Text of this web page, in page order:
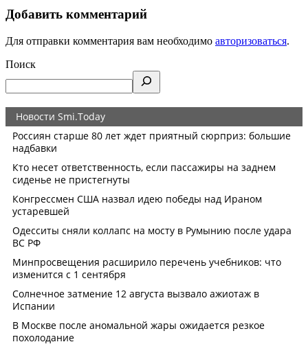
Добавить комментарий
Для отправки комментария вам необходимо авторизоваться.
Поиск